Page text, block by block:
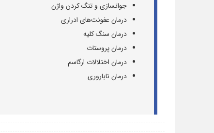
جوانسازی و تنگ کردن واژن
درمان عفونت‌های ادراری
درمان سنگ کلیه
درمان پروستات
درمان اختلالات ارگاسم
درمان ناباروری